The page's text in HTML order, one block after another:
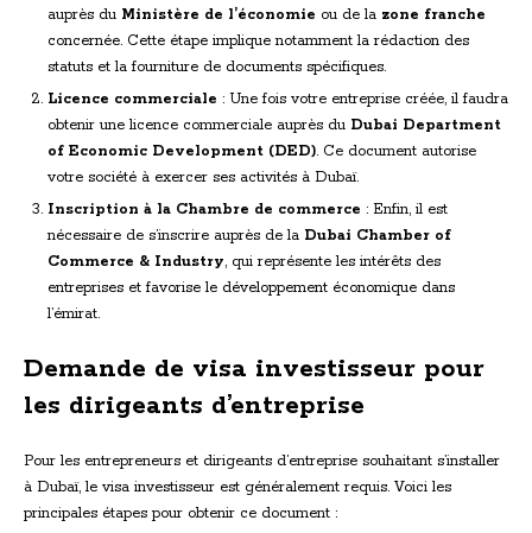
auprès du Ministère de l’économie ou de la zone franche
concernée. Cette étape implique notamment la rédaction des
statuts et la fourniture de documents spécifiques.
Licence commerciale : Une fois votre entreprise créée, il faudra
obtenir une licence commerciale auprès du Dubai Department
of Economic Development (DED). Ce document autorise
votre société à exercer ses activités à Dubaï.
Inscription à la Chambre de commerce : Enfin, il est
nécessaire de s’inscrire auprès de la Dubai Chamber of
Commerce & Industry, qui représente les intérêts des
entreprises et favorise le développement économique dans
l’émirat.
Demande de visa investisseur pour
les dirigeants d’entreprise
Pour les entrepreneurs et dirigeants d’entreprise souhaitant s’installer
à Dubaï, le visa investisseur est généralement requis. Voici les
principales étapes pour obtenir ce document :